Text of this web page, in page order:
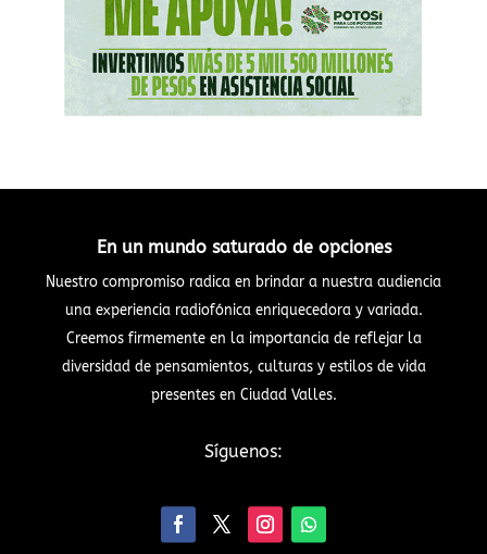
En un mundo saturado de opciones
Nuestro compromiso radica en brindar a nuestra audiencia
una experiencia radiofónica enriquecedora y variada.
Creemos firmemente en la importancia de reflejar la
diversidad de pensamientos, culturas y estilos de vida
presentes en Ciudad Valles.
Síguenos: